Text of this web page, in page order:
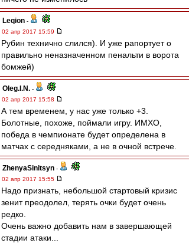
Leqion -
02 апр 2017 15:59
Рубин технично слился). И уже рапортует о
правильно неназначенном пенальти в ворота
бомжей)
Oleg.I.N. -
02 апр 2017 15:58
А тем временем, у нас уже только +3.
Болотные, похоже, поймали игру. ИМХО,
победа в чемпионате будет определена в
матчах с середняками, а не в очной встрече.
ZhenyaSinitsyn -
02 апр 2017 15:55
Надо признать, небольшой стартовый кризис
зенит преодолел, терять очки будет очень
редко.
Очень важно добавить нам в завершающей
стадии атаки...